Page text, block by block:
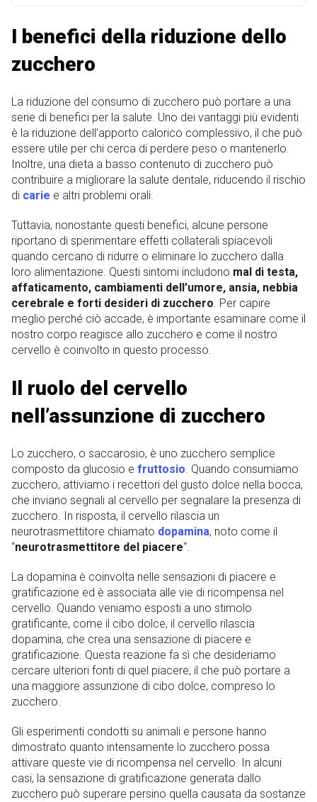
I benefici della riduzione dello
zucchero
La riduzione del consumo di zucchero può portare a una
serie di benefici per la salute. Uno dei vantaggi più evidenti
è la riduzione dell’apporto calorico complessivo, il che può
essere utile per chi cerca di perdere peso o mantenerlo.
Inoltre, una dieta a basso contenuto di zucchero può
contribuire a migliorare la salute dentale, riducendo il rischio
di carie e altri problemi orali.
Tuttavia, nonostante questi benefici, alcune persone
riportano di sperimentare effetti collaterali spiacevoli
quando cercano di ridurre o eliminare lo zucchero dalla
loro alimentazione. Questi sintomi includono mal di testa,
affaticamento, cambiamenti dell’umore, ansia, nebbia
cerebrale e forti desideri di zucchero. Per capire
meglio perché ciò accade, è importante esaminare come il
nostro corpo reagisce allo zucchero e come il nostro
cervello è coinvolto in questo processo.
Il ruolo del cervello
nell’assunzione di zucchero
Lo zucchero, o saccarosio, è uno zucchero semplice
composto da glucosio e fruttosio. Quando consumiamo
zucchero, attiviamo i recettori del gusto dolce nella bocca,
che inviano segnali al cervello per segnalare la presenza di
zucchero. In risposta, il cervello rilascia un
neurotrasmettitore chiamato dopamina, noto come il
“neurotrasmettitore del piacere“.
La dopamina è coinvolta nelle sensazioni di piacere e
gratificazione ed è associata alle vie di ricompensa nel
cervello. Quando veniamo esposti a uno stimolo
gratificante, come il cibo dolce, il cervello rilascia
dopamina, che crea una sensazione di piacere e
gratificazione. Questa reazione fa sì che desideriamo
cercare ulteriori fonti di quel piacere, il che può portare a
una maggiore assunzione di cibo dolce, compreso lo
zucchero.
Gli esperimenti condotti su animali e persone hanno
dimostrato quanto intensamente lo zucchero possa
attivare queste vie di ricompensa nel cervello. In alcuni
casi, la sensazione di gratificazione generata dallo
zucchero può superare persino quella causata da sostanze